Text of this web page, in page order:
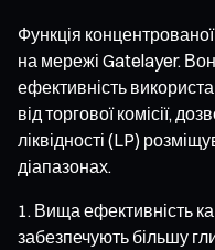
Функція
на мережі Gatelayer.
ефективність
від торгової комісії,
ліквідності (LP)
діапазонах.
Вища ефективність
забезпечують більшу